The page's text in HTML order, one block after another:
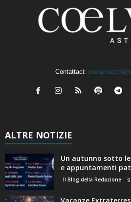
Contattaci:
ALTRE NOTIZIE
Un autunno sotto
e appuntamenti
Il Blog della Redazione